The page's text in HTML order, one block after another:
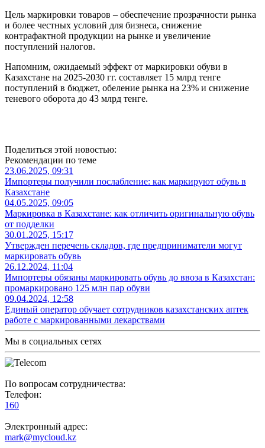
Цель маркировки товаров – обеспечение прозрачности рынка
и более честных условий для бизнеса, снижение
контрафактной продукции на рынке и увеличение
поступлений налогов.
Напомним, ожидаемый эффект от маркировки обуви в
Казахстане на 2025-2030 гг. составляет 15 млрд тенге
поступлений в бюджет, обеление рынка на 23% и снижение
теневого оборота до 43 млрд тенге.
Поделиться этой новостью:
Рекомендации по теме
23.06.2025, 09:31
Импортеры получили послабление: как маркируют обувь в
Казахстане
04.05.2025, 09:05
Маркировка в Казахстане: как отличить оригинальную обувь
от подделки
30.01.2025, 15:17
Утвержден перечень складов, где предприниматели могут
маркировать обувь
26.12.2024, 11:04
Импортеры обязаны маркировать обувь до ввоза в Казахстан:
промаркировано 125 млн пар обуви
09.04.2024, 12:58
Единый оператор обучает сотрудников казахстанских аптек
работе с маркированными лекарствами
Мы в социальных сетях
По вопросам сотрудничества:
Телефон:
160
Электронный адрес:
mark@mycloud.kz